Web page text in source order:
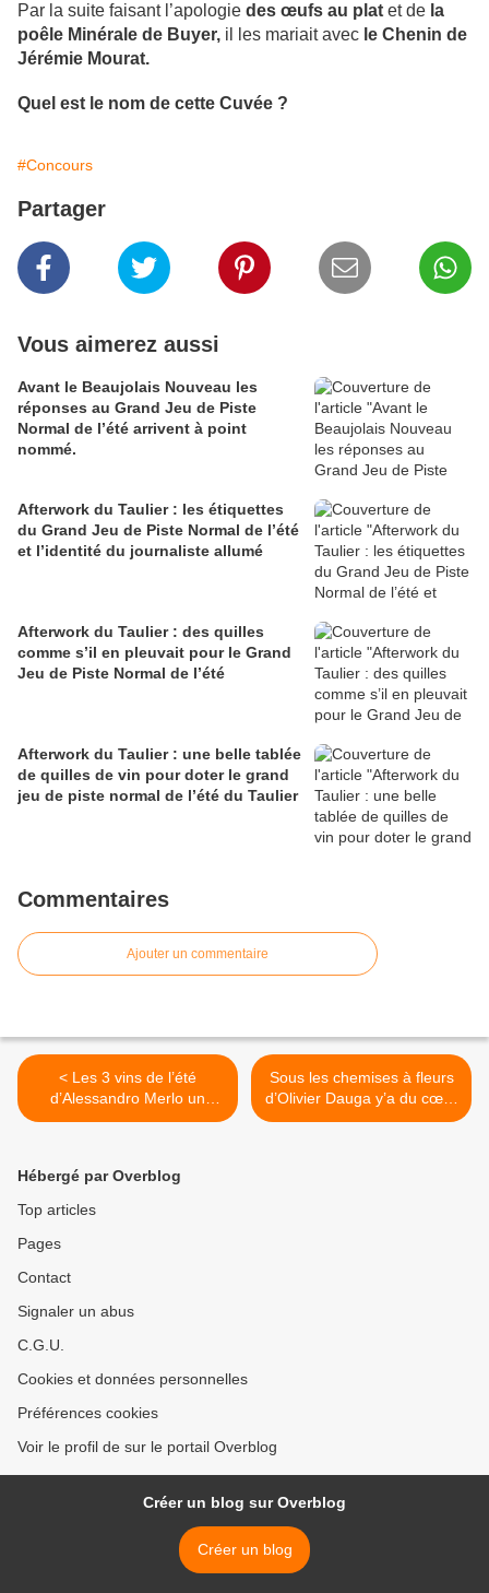
Par la suite faisant l’apologie des œufs au plat et de la
poêle Minérale de Buyer, il les mariait avec le Chenin de
Jérémie Mourat.
Quel est le nom de cette Cuvée ?
#Concours
Partager
Vous aimerez aussi
Avant le Beaujolais Nouveau les
réponses au Grand Jeu de Piste
Normal de l’été arrivent à point
nommé.
Afterwork du Taulier : les étiquettes
du Grand Jeu de Piste Normal de l’été
et l’identité du journaliste allumé
Afterwork du Taulier : des quilles
comme s’il en pleuvait pour le Grand
Jeu de Piste Normal de l’été
Afterwork du Taulier : une belle tablée
de quilles de vin pour doter le grand
jeu de piste normal de l’été du Taulier
Commentaires
Ajouter un commentaire
< Les 3 vins de l’été
d’Alessandro Merlo un
italien de Paris amoureux
Sous les chemises à fleurs
d’Olivier Dauga y’a du cœur
et un vrai amour de la terre
Hébergé par Overblog
Top articles
Pages
Contact
Signaler un abus
C.G.U.
Cookies et données personnelles
Préférences cookies
Voir le profil de sur le portail Overblog
Créer un blog sur Overblog
Créer un blog